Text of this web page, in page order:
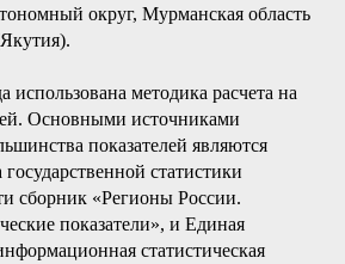
округ, Мурманская область
использована методика расчета на
Основными источниками
показателей являются
статистики
сборник «Регионы России.
показатели», и Единая
статистическая